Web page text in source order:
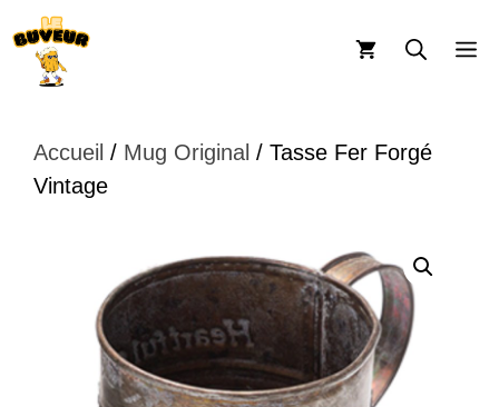
Aller
au
contenu
Accueil / Mug Original / Tasse Fer Forgé
Vintage